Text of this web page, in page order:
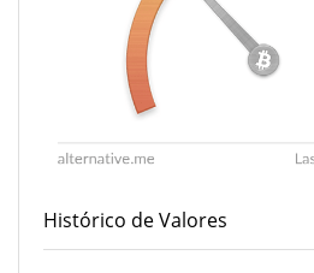
Histórico de Valores